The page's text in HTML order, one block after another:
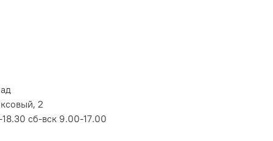
2
сб-вск 9.00-17.00